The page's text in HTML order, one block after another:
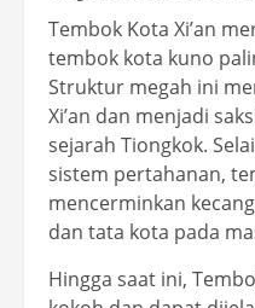
Tembok Kota Xi’an
tembok kota kuno
Struktur megah ini
Xi’an dan menjadi
sejarah Tiongkok.
sistem pertahanan,
mencerminkan
dan tata kota pada
Hingga saat ini,